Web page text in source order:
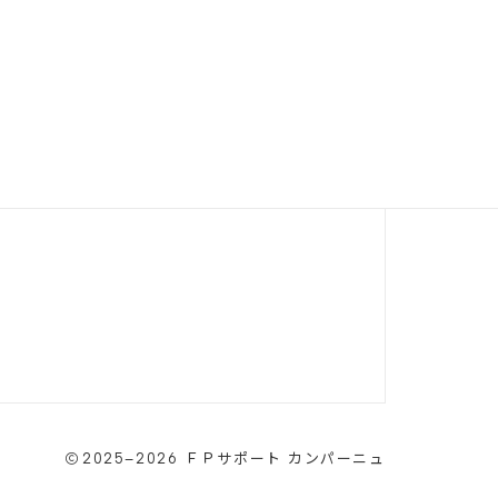
2025–2026 ＦＰサポート カンパーニュ